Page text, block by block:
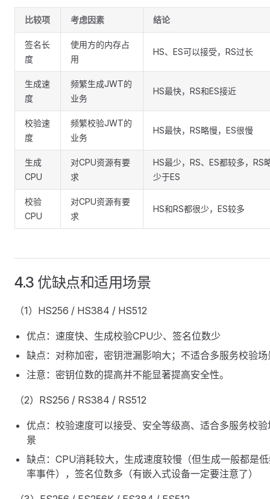
比较项 考虑因素 结论
签名长
度
使用方的内存占
用
HS、ES可以接受，RS过长
生成速
度
频繁生成JWT的
业务
HS最快，RS和ES接近
校验速
度
频繁校验JWT的
业务
HS最快，RS略慢，ES很慢
生成
CPU
对CPU资源有要
求
HS最少，RS、ES都较多，RS
少于ES
校验
CPU
对CPU资源有要
求
HS和RS都很少，ES较多
4.3 优缺点和适用场景
（1）HS256 / HS384 / HS512
优点：速度快、生成校验CPU少、签名位数少
缺点：对称加密，密钥泄漏影响大；不适合多服务校验场
注意：密钥位数的提高并不能显著提高安全性。
（2）RS256 / RS384 / RS512
优点：校验速度可以接受、安全等级高、适合多服务校验
景
缺点：CPU消耗较大，生成速度较慢（但生成一般都是
率事件），签名位数多（有嵌入式设备一定要注意了）